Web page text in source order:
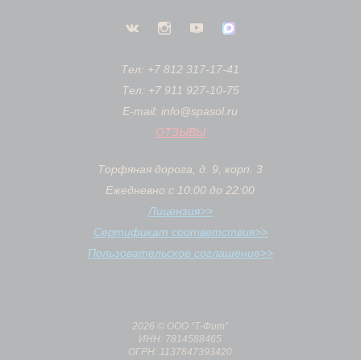
Тел: +7 812 317-17-41
Тел: +7 911 927-10-75
E-mail: info@spasol.ru
ОТЗЫВЫ
Торфяная дорога, д. 9, корп. 3
Ежедневно с 10:00 до 22:00
Лицензия>>
Сертификат соответствия>>
Пользовательское соглашение>>
2026 © ООО “Т-Фит”
ИНН: 7814588465
ОГРН: 1137847393420